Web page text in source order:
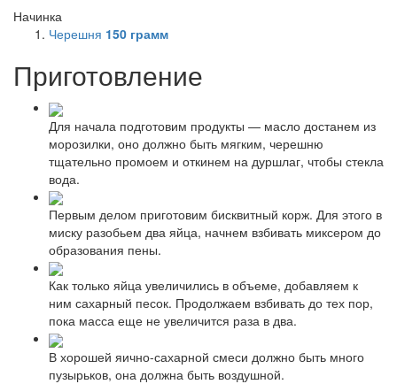
Начинка
Черешня 150 грамм
Приготовление
Для начала подготовим продукты — масло достанем из
морозилки, оно должно быть мягким, черешню
тщательно промоем и откинем на дуршлаг, чтобы стекла
вода.
Первым делом приготовим бисквитный корж. Для этого в
миску разобьем два яйца, начнем взбивать миксером до
образования пены.
Как только яйца увеличились в объеме, добавляем к
ним сахарный песок. Продолжаем взбивать до тех пор,
пока масса еще не увеличится раза в два.
В хорошей яично-сахарной смеси должно быть много
пузырьков, она должна быть воздушной.